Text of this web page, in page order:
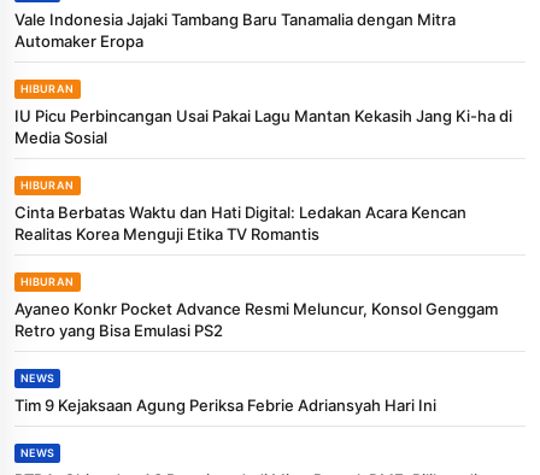
Vale Indonesia Jajaki Tambang Baru Tanamalia dengan Mitra
Automaker Eropa
HIBURAN
IU Picu Perbincangan Usai Pakai Lagu Mantan Kekasih Jang Ki-ha di
Media Sosial
HIBURAN
Cinta Berbatas Waktu dan Hati Digital: Ledakan Acara Kencan
Realitas Korea Menguji Etika TV Romantis
HIBURAN
Ayaneo Konkr Pocket Advance Resmi Meluncur, Konsol Genggam
Retro yang Bisa Emulasi PS2
NEWS
Tim 9 Kejaksaan Agung Periksa Febrie Adriansyah Hari Ini
NEWS